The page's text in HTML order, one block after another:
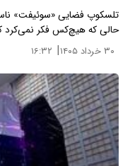
تلسکوپ فضایی «سوئیفت»
حالی که هیچ‌کس فکر نمی‌کرد
۳۰ خرداد ۱۴۰۵ | ۱۶:۳۲